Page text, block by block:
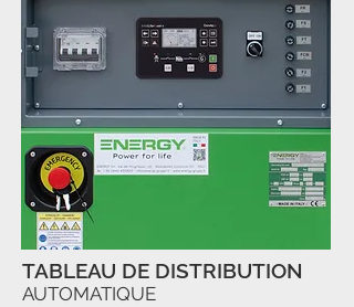
TABLEAU DE DISTRIBUTION
AUTOMATIQUE